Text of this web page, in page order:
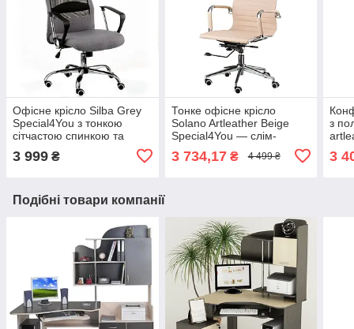
Офісне крісло Silba Grey
Special4You з тонкою
сітчастою спинкою та
металевою хрестовиною
для коворкінгів навчальних
3 999 ₴
Тонке офісне крісло
Solano Artleather Beige
Special4You — слім-
модель для робочих зон
приймальних домашніх
3 734,17₴ 4 499 ₴
з
3
Подібні товари компанії